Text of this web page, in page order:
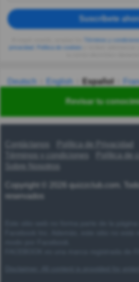
Revisar tu
Suscríbete
privacidad
Deutsch English Español
Українська हिन्दी 한국
Contáctanos
Política de Privacidad
Términos y condiciones
Copyright © 2026 quizzclub.com.
reservados